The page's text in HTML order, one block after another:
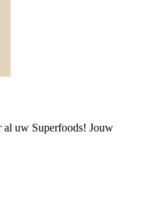
al uw Superfoods! Jouw